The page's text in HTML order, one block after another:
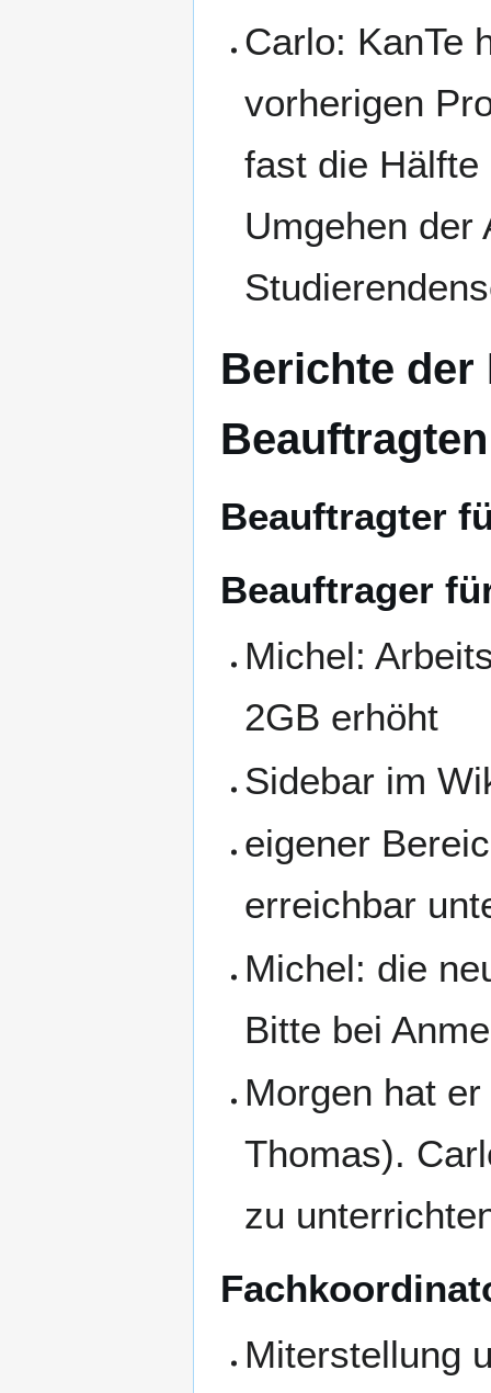
Carlo: KanTe
vorherigen
fast die
Umgehen der
Berichte der
Beauftragten
Beauftragter
Beauftrager
Michel:
2GB erhöht
Sidebar im
eigener
erreichbar
Michel: die
Bitte bei
Morgen hat
Thomas).
zu
Miterstellung